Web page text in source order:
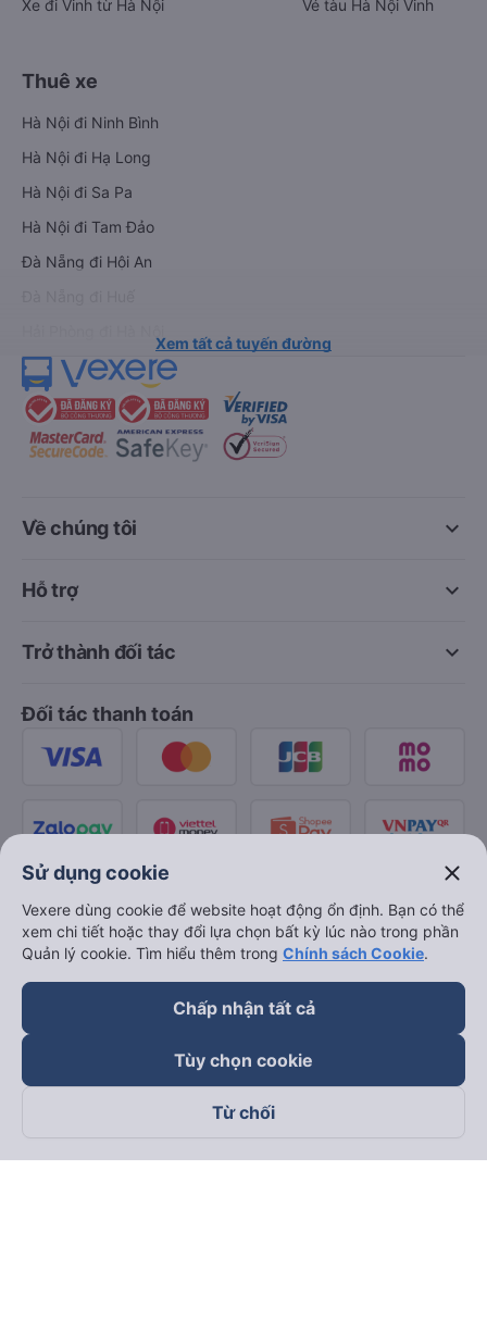
Xe đi Vinh từ Hà Nội
Vé tàu Hà Nội Vinh
Thuê xe
Hà Nội đi Ninh Bình
Hà Nội đi Hạ Long
Hà Nội đi Sa Pa
Hà Nội đi Tam Đảo
Đà Nẵng đi Hội An
Xem tất cả tuyến đường
keyboard_arrow_down
Về chúng tôi
keyboard_arrow_down
Hỗ trợ
keyboard_arrow_down
Trở thành đối tác
Đối tác thanh toán
Sử dụng cookie close
Vexere dùng cookie để website hoạt động ổn định. Bạn có thể
xem chi tiết hoặc thay đổi lựa chọn bất kỳ lúc nào trong phần
Quản lý cookie. Tìm hiểu thêm trong Chính sách Cookie.
Chấp nhận tất cả
Tùy chọn cookie
Từ chối